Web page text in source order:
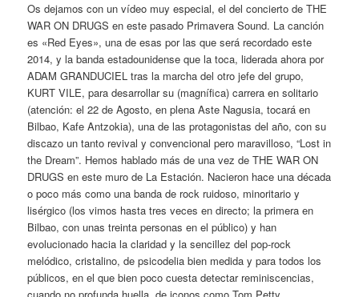
Os dejamos con un vídeo muy especial, el del concierto de THE
WAR ON DRUGS en este pasado Primavera Sound. La canción
es «Red Eyes», una de esas por las que será recordado este
2014, y la banda estadounidense que la toca, liderada ahora por
ADAM GRANDUCIEL tras la marcha del otro jefe del grupo,
KURT VILE, para desarrollar su (magnífica) carrera en solitario
(atención: el 22 de Agosto, en plena Aste Nagusia, tocará en
Bilbao, Kafe Antzokia), una de las protagonistas del año, con su
discazo un tanto revival y convencional pero maravilloso, “Lost in
the Dream”. Hemos hablado más de una vez de THE WAR ON
DRUGS en este muro de La Estación. Nacieron hace una década
o poco más como una banda de rock ruidoso, minoritario y
lisérgico (los vimos hasta tres veces en directo; la primera en
Bilbao, con unas treinta personas en el público) y han
evolucionado hacia la claridad y la sencillez del pop-rock
melódico, cristalino, de psicodelia bien medida y para todos los
públicos, en el que bien poco cuesta detectar reminiscencias,